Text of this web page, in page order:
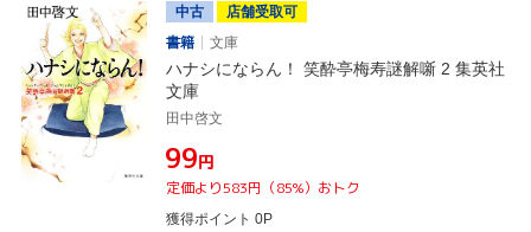
中古
店舗受取可
書籍
文庫
ハナシにならん！ 笑酔亭梅寿謎解噺 2 集英社
文庫
田中啓文
¥99円
定価より583円（85%）おトク
獲得ポイント 0P